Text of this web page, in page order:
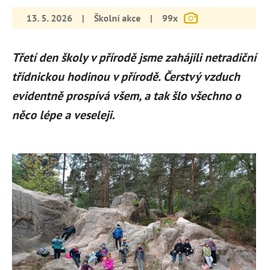
13. 5. 2026 | Školní akce | 99x
Třetí den školy v přírodě jsme zahájili netradiční
třídnickou hodinou v přírodě. Čerstvý vzduch
evidentně prospívá všem, a tak šlo všechno o
něco lépe a veseleji.